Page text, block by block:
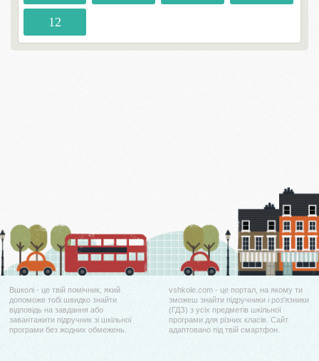
12
Вшколі - це твій помічник, який
допоможе тобі швидко знайти
відповідь на завдання або
завантажити підручник зі шкільної
програми без жодних обмежень.
vshkole.com - це портал, на якому ти
зможеш знайти підручники і роз'язники
(ГДЗ) з усіх предметів шкільної
програми для різних класів. Сайт
адаптовано під твій смартфон.